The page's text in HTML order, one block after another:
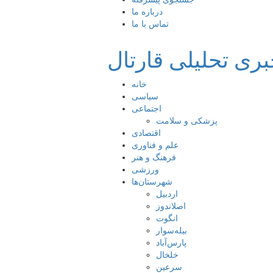
درباره ما
تماس با ما
تحلیلی قارتال
خانه
سیاسی
اجتماعی
پزشکی و سلامت
اقتصادی
علم و فناوری
فرهنگ و هنر
ورزشی
شهرستان‌ها
اردبیل
اصلاندوز
انگوت
بیله‌سوار
پارس‌آباد
خلخال
سرعین